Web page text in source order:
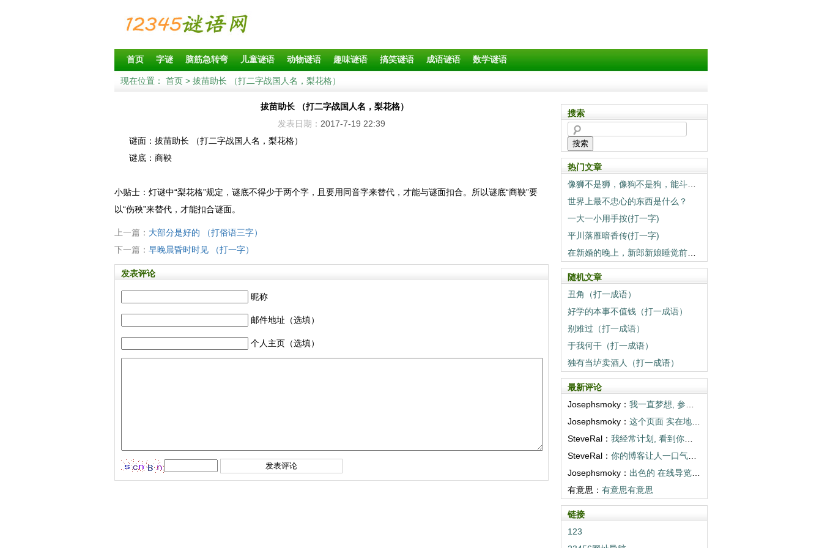
首页 字谜 脑筋急转弯 儿童谜语 动物谜语 趣味谜语 搞笑谜语 成语谜语 数学谜语
现在位置： 首页 > 拔苗助长 （打二字战国人名，梨花格）
拔苗助长 （打二字战国人名，梨花格）
发表日期： 2017-7-19 22:39
谜面：拔苗助长 （打二字战国人名，梨花格）
谜底：商鞅
小贴士：灯谜中“梨花格”规定，谜底不得少于两个字，且要用同音字来替代，才能与谜面扣合。所以谜底“商鞅”要
以“伤秧”来替代，才能扣合谜面。
上一篇： 大部分是好的 （打俗语三字）
下一篇： 早晚晨昏时时见 （打一字）
发表评论
昵称
邮件地址（选填）
个人主页（选填）
搜索
搜索
热门文章
世界上最不忠心的东西是什么？
一大一小用手按(打一字)
平川落雁暗香传(打一字)
随机文章
丑角（打一成语）
好学的本事不值钱（打一成语）
别难过（打一成语）
于我何干（打一成语）
独有当垆卖酒人（打一成语）
最新评论
Josephsmoky： 我一直梦想, 参观你们描述的目的地。谢谢...
Josephsmoky： 这个页面 实在地 打开世界。多写些! <...
SteveRal： 我经常计划, 看到你们相册那样的地方。超...
SteveRal： 你的博客让人一口气读完。感谢 温暖。 <...
Josephsmoky： 出色的 在线导览! 你们真棒! <a h...
有意思： 有意思有意思
链接
123